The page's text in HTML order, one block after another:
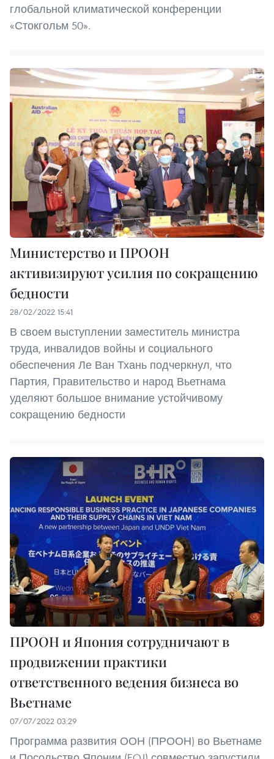
глобальной климатической конференции
«Стокгольм 50».
Министерство и ПРООН
активизируют усилия по сокращению
бедности
28/02/2022 15:41
В своем выступлении заместитель министра
труда, инвалидов войны и социального
обеспечения Ле Ван Тхань подчеркнул, что
Партия, Правительство и народ Вьетнама
уделяют большое внимание устойчивому
сокращению бедности
ПРООН и Япония сотрудничают в
продвижении практики
ответственного ведения бизнеса во
Вьетнаме
07/07/2022 03:29
Программа развития ООН (ПРООН) во Вьетнаме